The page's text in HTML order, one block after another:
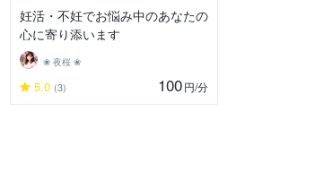
妊活・不妊でお悩み中のあなたの
心に寄り添います
❀ 夜桜 ❀
5.0 (3) 100円/分